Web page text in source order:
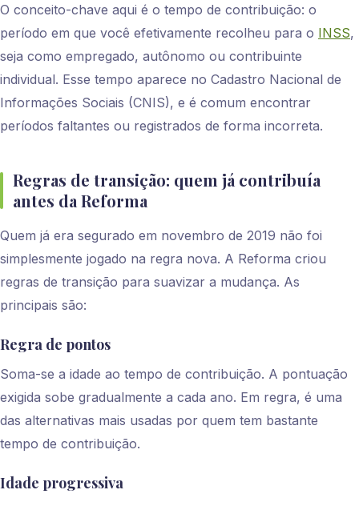
O conceito-chave aqui é o tempo de contribuição: o
período em que você efetivamente recolheu para o INSS,
seja como empregado, autônomo ou contribuinte
individual. Esse tempo aparece no Cadastro Nacional de
Informações Sociais (CNIS), e é comum encontrar
períodos faltantes ou registrados de forma incorreta.
Regras de transição: quem já contribuía
antes da Reforma
Quem já era segurado em novembro de 2019 não foi
simplesmente jogado na regra nova. A Reforma criou
regras de transição para suavizar a mudança. As
principais são:
Regra de pontos
Soma-se a idade ao tempo de contribuição. A pontuação
exigida sobe gradualmente a cada ano. Em regra, é uma
das alternativas mais usadas por quem tem bastante
tempo de contribuição.
Idade progressiva